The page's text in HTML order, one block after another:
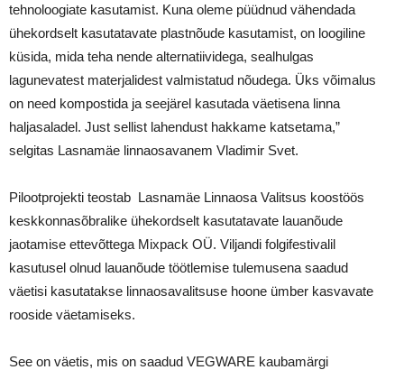
tehnoloogiate kasutamist. Kuna oleme püüdnud vähendada
ühekordselt kasutatavate plastnõude kasutamist, on loogiline
küsida, mida teha nende alternatiividega, sealhulgas
lagunevatest materjalidest valmistatud nõudega. Üks võimalus
on need kompostida ja seejärel kasutada väetisena linna
haljasaladel. Just sellist lahendust hakkame katsetama,”
selgitas Lasnamäe linnaosavanem Vladimir Svet.
Pilootprojekti teostab Lasnamäe Linnaosa Valitsus koostöös
keskkonnasõbralike ühekordselt kasutatavate lauanõude
jaotamise ettevõttega Mixpack OÜ. Viljandi folgifestivalil
kasutusel olnud lauanõude töötlemise tulemusena saadud
väetisi kasutatakse linnaosavalitsuse hoone ümber kasvavate
rooside väetamiseks.
See on väetis, mis on saadud VEGWARE kaubamärgi